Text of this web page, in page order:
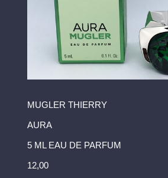
MUGLER THIERRY
AURA
5 ML EAU DE PARFUM
12,00